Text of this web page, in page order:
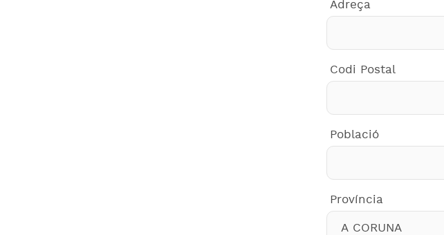
Adreça
Codi Postal
Població
Província